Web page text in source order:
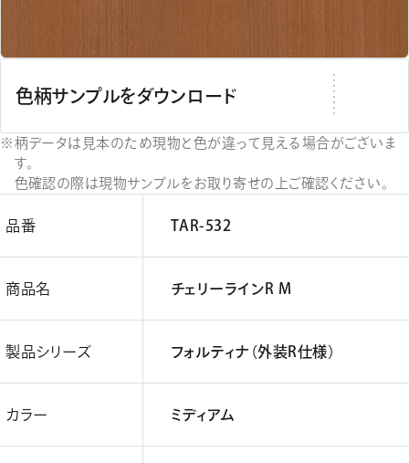
色柄サンプルをダウンロード
柄データは見本のため現物と色が違って見える場合がございま
す。
色確認の際は現物サンプルをお取り寄せの上ご確認ください。
品番 TAR-532
商品名 チェリーラインR M
製品シリーズ フォルティナ（外装R仕様）
カラー ミディアム